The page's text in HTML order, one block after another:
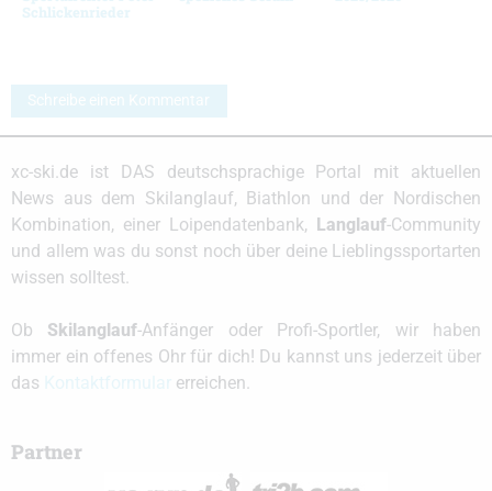
Schlickenrieder
Schreibe einen Kommentar
xc-ski.de ist DAS deutschsprachige Portal mit aktuellen
News aus dem Skilanglauf, Biathlon und der Nordischen
Kombination, einer Loipendatenbank, Langlauf-Community
und allem was du sonst noch über deine Lieblingssportarten
wissen solltest.
Ob Skilanglauf-Anfänger oder Profi-Sportler, wir haben
immer ein offenes Ohr für dich! Du kannst uns jederzeit über
das
erreichen.
Partner